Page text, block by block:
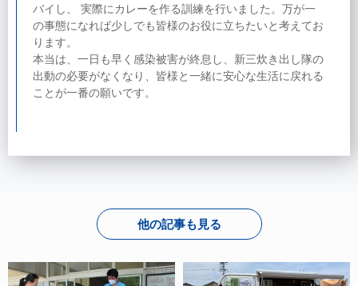
バイし、 実際にカレーを作る訓練を行いました。万が一
の事態になれば少しでも皆様のお役に立ちたいと考えてお
ります。
本当は、一日も早く感染被害が終息し、新三炊き出し隊の
出動の必要がなくなり、皆様と一緒に安心な生活に戻れる
ことが一番の願いです。
他の記事も見る